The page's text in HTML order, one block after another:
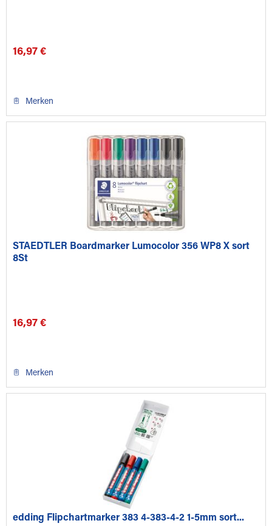
16,97 €
Merken
STAEDTLER Boardmarker Lumocolor 356 WP8 X sort
8St
16,97 €
Merken
edding Flipchartmarker 383 4-383-4-2 1-5mm sort...